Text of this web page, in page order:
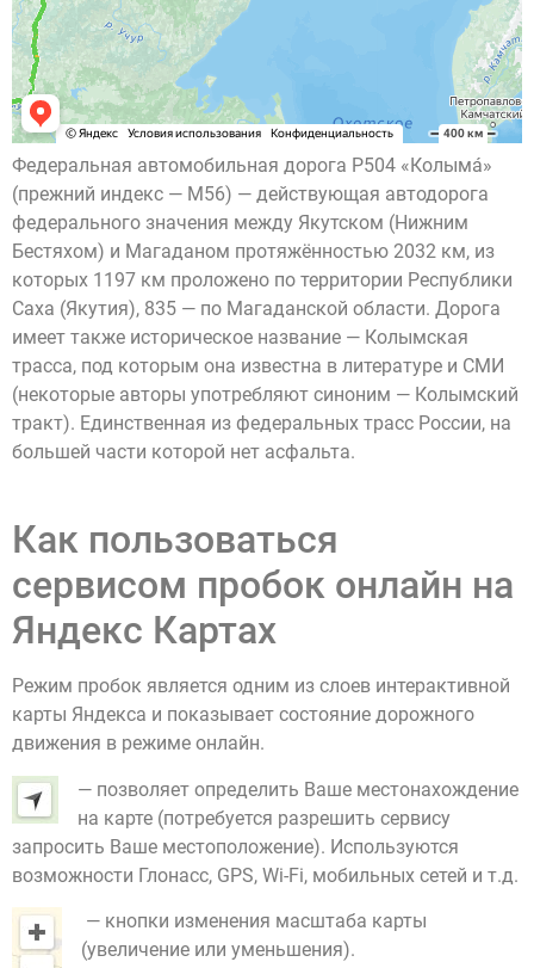
Федеральная автомобильная дорога Р504 «Колыма́»
(прежний индекс — М56) — действующая автодорога
федерального значения между Якутском (Нижним
Бестяхом) и Магаданом протяжённостью 2032 км, из
которых 1197 км проложено по территории Республики
Саха (Якутия), 835 — по Магаданской области. Дорога
имеет также историческое название — Колымская
трасса, под которым она известна в литературе и СМИ
(некоторые авторы употребляют синоним — Колымский
тракт). Единственная из федеральных трасс России, на
большей части которой нет асфальта.
Как пользоваться
сервисом пробок онлайн на
Яндекс Картах
Режим пробок является одним из слоев интерактивной
карты Яндекса и показывает состояние дорожного
движения в режиме онлайн.
— позволяет определить Ваше местонахождение
на карте (потребуется разрешить сервису
запросить Ваше местоположение). Используются
возможности Глонасс, GPS, Wi-Fi, мобильных сетей и т.д.
— кнопки изменения масштаба карты
(увеличение или уменьшения).